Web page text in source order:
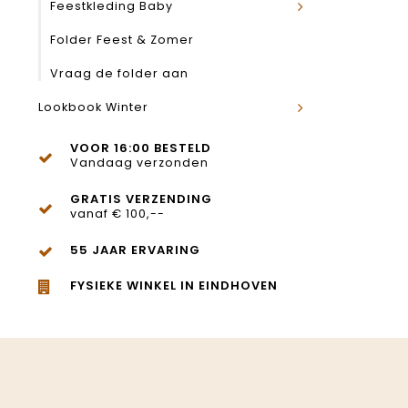
Feestkleding Baby
Folder Feest & Zomer
Vraag de folder aan
Lookbook Winter
VOOR 16:00 BESTELD
Vandaag verzonden
GRATIS VERZENDING
vanaf € 100,--
55 JAAR ERVARING
FYSIEKE WINKEL IN EINDHOVEN